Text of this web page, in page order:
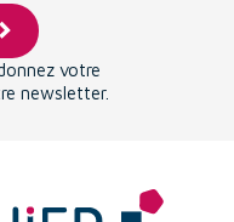
votre
newsletter.